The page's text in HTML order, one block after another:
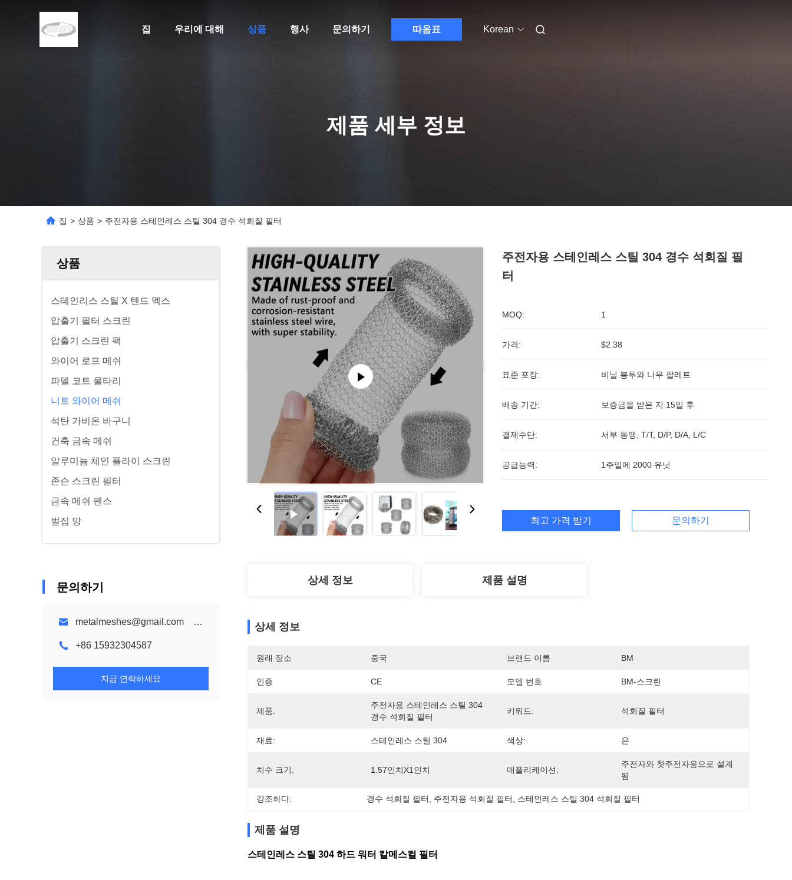
집 우리에 대해 상품 행사 문의하기 따옴표 Korean
제품 세부 정보
집 > 상품 > 주전자용 스테인레스 스틸 304 경수 석회질 필터
상품
스테인리스 스틸 X 텐드 멕스
압출기 필터 스크린
압출기 스크린 팩
와이어 로프 메쉬
파델 코트 울타리
니트 와이어 메쉬
석탄 가비온 바구니
건축 금속 메쉬
알루미늄 체인 플라이 스크린
존슨 스크린 필터
금속 메쉬 펜스
벌집 망
문의하기
metalmeshes@gmail.com karen@bmmetalmesh.com
+86 15932304587
지금 연락하세요
주전자용 스테인레스 스틸 304 경수 석회질 필
터
MOQ: 1
가격: $2.38
표준 포장: 비닐 봉투와 나무 팔레트
배송 기간: 보증금을 받은 지 15일 후
결제수단: 서부 동맹, T/T, D/P, D/A, L/C
공급능력: 1주일에 2000 유닛
최고 가격 받기 문의하기
상세 정보 제품 설명
상세 정보
원래 장소 중국 브랜드 이름 BM
인증 CE 모델 번호 BM-스크린
제품:
주전자용 스테인레스 스틸 304
경수 석회질 필터
키워드: 석회질 필터
재료: 스테인레스 스틸 304 색상: 은
치수 크기: 1.57인치x1인치 애플리케이션:
주전자와 찻주전자용으로 설계
됨
강조하다: 경수 석회질 필터 주전자용 석회질 필터 스테인레스 스틸 304 석회질 필터
제품 설명
스테인레스 스틸 304 하드 워터 칼메스컬 필터